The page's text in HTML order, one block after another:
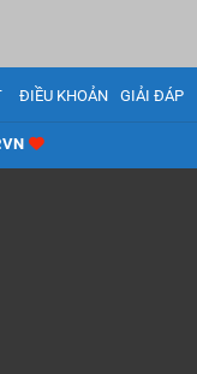
ĐIỀU KHOẢN GIẢI ĐÁP